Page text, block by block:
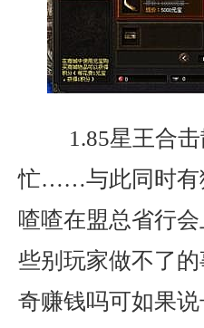
1.85星王合击
忙……与此同时有
喳喳在盟总省行
些别玩家做不了
奇赚钱吗可如果